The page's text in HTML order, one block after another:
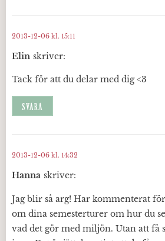
Elin skriver:
2013-12-06 kl. 15:11
Tack för att du delar med dig <3
SVARA
Hanna skriver:
2013-12-06 kl. 14:32
Jag blir så arg! Har kommenterat
om dina semesterturer om hur du
vad det gör med miljön. Utan att få